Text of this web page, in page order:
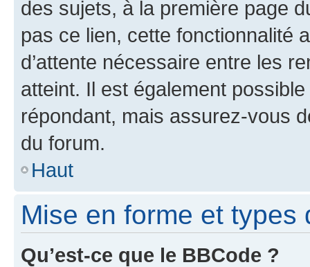
des sujets, à la première page
pas ce lien, cette fonctionnalité
d’attente nécessaire entre les
atteint. Il est également
répondant, mais assurez-vous
du forum.
Haut
Mise en forme et types
Qu’est-ce que le BBCode ?